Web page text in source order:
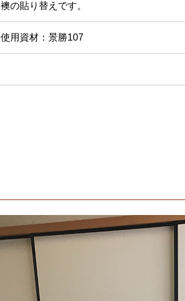
襖の貼り替えです。
使用資材：景勝107